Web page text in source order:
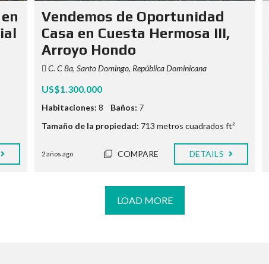
Vendemos de Oportunidad
Casa en Cuesta Hermosa III,
Arroyo Hondo
C. C 8a, Santo Domingo, República Dominicana
US$1.300.000
Habitaciones: 8 Baños: 7
Tamaño de la propiedad: 713 metros cuadrados ft²
2 años ago COMPARE DETAILS
LOAD MORE